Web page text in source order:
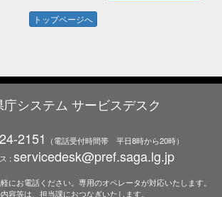
トップページへ
庁システム サービスデスク
2151
（電話受付時間帯 平日8時から20時）
: servicedesk@pref.saga.lg.jp
にお電話ください。専用のオペレータが対応いたします。
容等は、担当課におつなぎいたします。